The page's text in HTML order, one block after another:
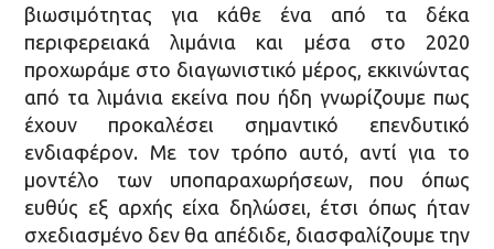
βιωσιμότητας για κάθε ένα από τα δέκα
περιφερειακά λιμάνια και μέσα στο 2020
προχωράμε στο διαγωνιστικό μέρος, εκκινώντας
από τα λιμάνια εκείνα που ήδη γνωρίζουμε πως
έχουν προκαλέσει σημαντικό επενδυτικό
ενδιαφέρον. Με τον τρόπο αυτό, αντί για το
μοντέλο των υποπαραχωρήσεων, που όπως
ευθύς εξ αρχής είχα δηλώσει, έτσι όπως ήταν
σχεδιασμένο δεν θα απέδιδε, διασφαλίζουμε την